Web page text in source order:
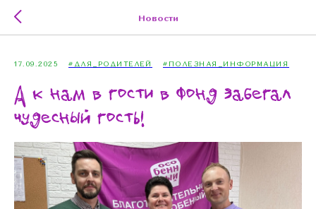
Новости
17.09.2025 #ДЛЯ_РОДИТЕЛЕЙ #ПОЛЕЗНАЯ_ИНФОРМАЦИЯ
А к нам в гости в фонд забегал
чудесный гость!